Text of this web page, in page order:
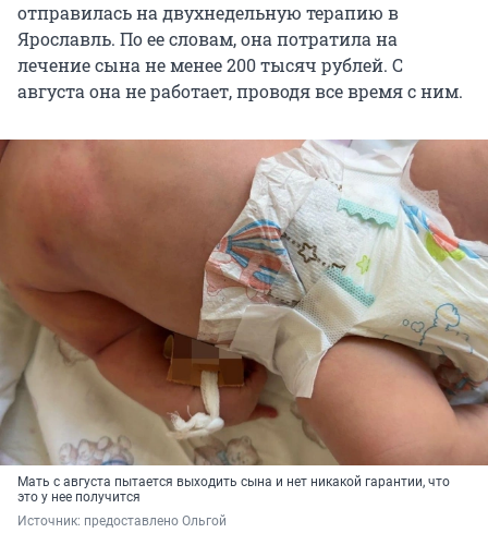
отправилась на двухнедельную терапию в
Ярославль. По ее словам, она потратила на
лечение сына не менее 200 тысяч рублей. С
августа она не работает, проводя все время с ним.
Мать с августа пытается выходить сына и нет никакой гарантии, что
это у нее получится
Источник: предоставлено Ольгой